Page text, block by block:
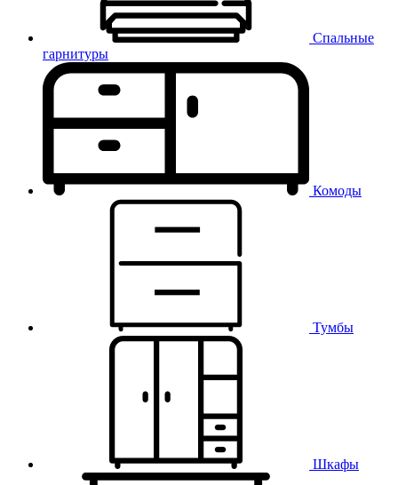
Спальные
гарнитуры
Комоды
Тумбы
Шкафы